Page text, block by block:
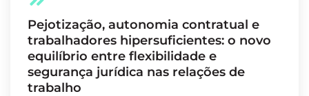
Pejotização, autonomia contratual e
trabalhadores hipersuficientes: o novo
equilíbrio entre flexibilidade e
segurança jurídica nas relações de
trabalho